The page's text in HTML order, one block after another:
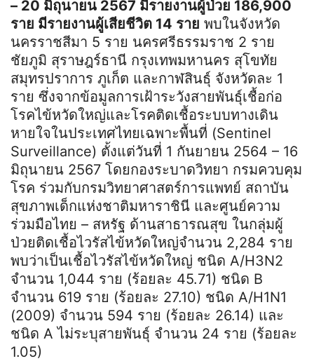
– 20 มิถุนายน 2567 มีรายงานผู้ป่วย 186,900
ราย มีรายงานผู้เสียชีวิต 14 ราย พบในจังหวัด
นครราชสีมา 5 ราย นครศรีธรรมราช 2 ราย
ชัยภูมิ สุราษฎร์ธานี กรุงเทพมหานคร สุโขทัย
สมุทรปราการ ภูเก็ต และกาฬสินธุ์ จังหวัดละ 1
ราย ซึ่งจากข้อมูลการเฝ้าระวังสายพันธุ์เชื้อก่อ
โรคไข้หวัดใหญ่และโรคติดเชื้อระบบทางเดิน
หายใจในประเทศไทยเฉพาะพื้นที่ (Sentinel
Surveillance) ตั้งแต่วันที่ 1 กันยายน 2564 – 16
มิถุนายน 2567 โดยกองระบาดวิทยา กรมควบคุม
โรค ร่วมกับกรมวิทยาศาสตร์การแพทย์ สถาบัน
สุขภาพเด็กแห่งชาติมหาราชินี และศูนย์ความ
ร่วมมือไทย – สหรัฐ ด้านสาธารณสุข ในกลุ่มผู้
ป่วยติดเชื้อไวรัสไข้หวัดใหญ่จำนวน 2,284 ราย
พบว่าเป็นเชื้อไวรัสไข้หวัดใหญ่ ชนิด A/H3N2
จำนวน 1,044 ราย (ร้อยละ 45.71) ชนิด B
จำนวน 619 ราย (ร้อยละ 27.10) ชนิด A/H1N1
(2009) จำนวน 594 ราย (ร้อยละ 26.14) และ
ชนิด A ไม่ระบุสายพันธุ์ จำนวน 24 ราย (ร้อยละ
1.05)